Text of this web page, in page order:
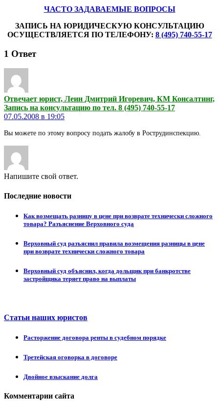
ЧАСТО ЗАДАВАЕМЫЕ ВОПРОСЫ
ЗАПИСЬ НА ЮРИДИЧЕСКУЮ КОНСУЛЬТАЦИЮ
ОСУЩЕСТВЛЯЕТСЯ ПО ТЕЛЕФОНУ: 8 (495) 740-55-17
1 Ответ
Отвечает юрист, Леин Дмитрий Игоревич, КМ Консалтинг,
Запись на консультацию по тел. 8 (495) 740-55-17
07.05.2008 в 19:05
Вы можете по этому вопросу подать жалобу в Рострудинспекцию.
Напишите свой ответ.
Последние новости
Как возмещать разницу в цене при возврате технически сложного
товара? Разъяснение Верховного суда
Верховный суд разъяснил правила возмещения разницы в цене
при возврате технически сложного товара
Верховный суд объяснил, когда дольщик при банкротстве
застройщика теряет право на выплаты
Статьи наших юристов
Расторжение договора ренты в судебном порядке
Третейская оговорка в договоре
Двойное взыскание долга
Комментарии сайта